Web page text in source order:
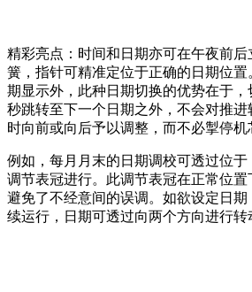
精彩亮点：时间和日期亦可在午夜前
簧，指针可精准定位于正确的日期位置
期显示外，此种日期切换的优势在于
秒跳转至下一个日期之外，不会对推
时向前或向后予以调整，而不必掣停机
例如，每月月末的日期调校可透过位于
调节表冠进行。此调节表冠在正常位
避免了不经意间的误调。如欲设定日
续运行，日期可透过向两个方向进行转